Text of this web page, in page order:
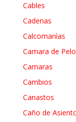
Cables
Cadenas
Calcomanìas
Camara de
Camaras
Cambios
Canastos
Caño de